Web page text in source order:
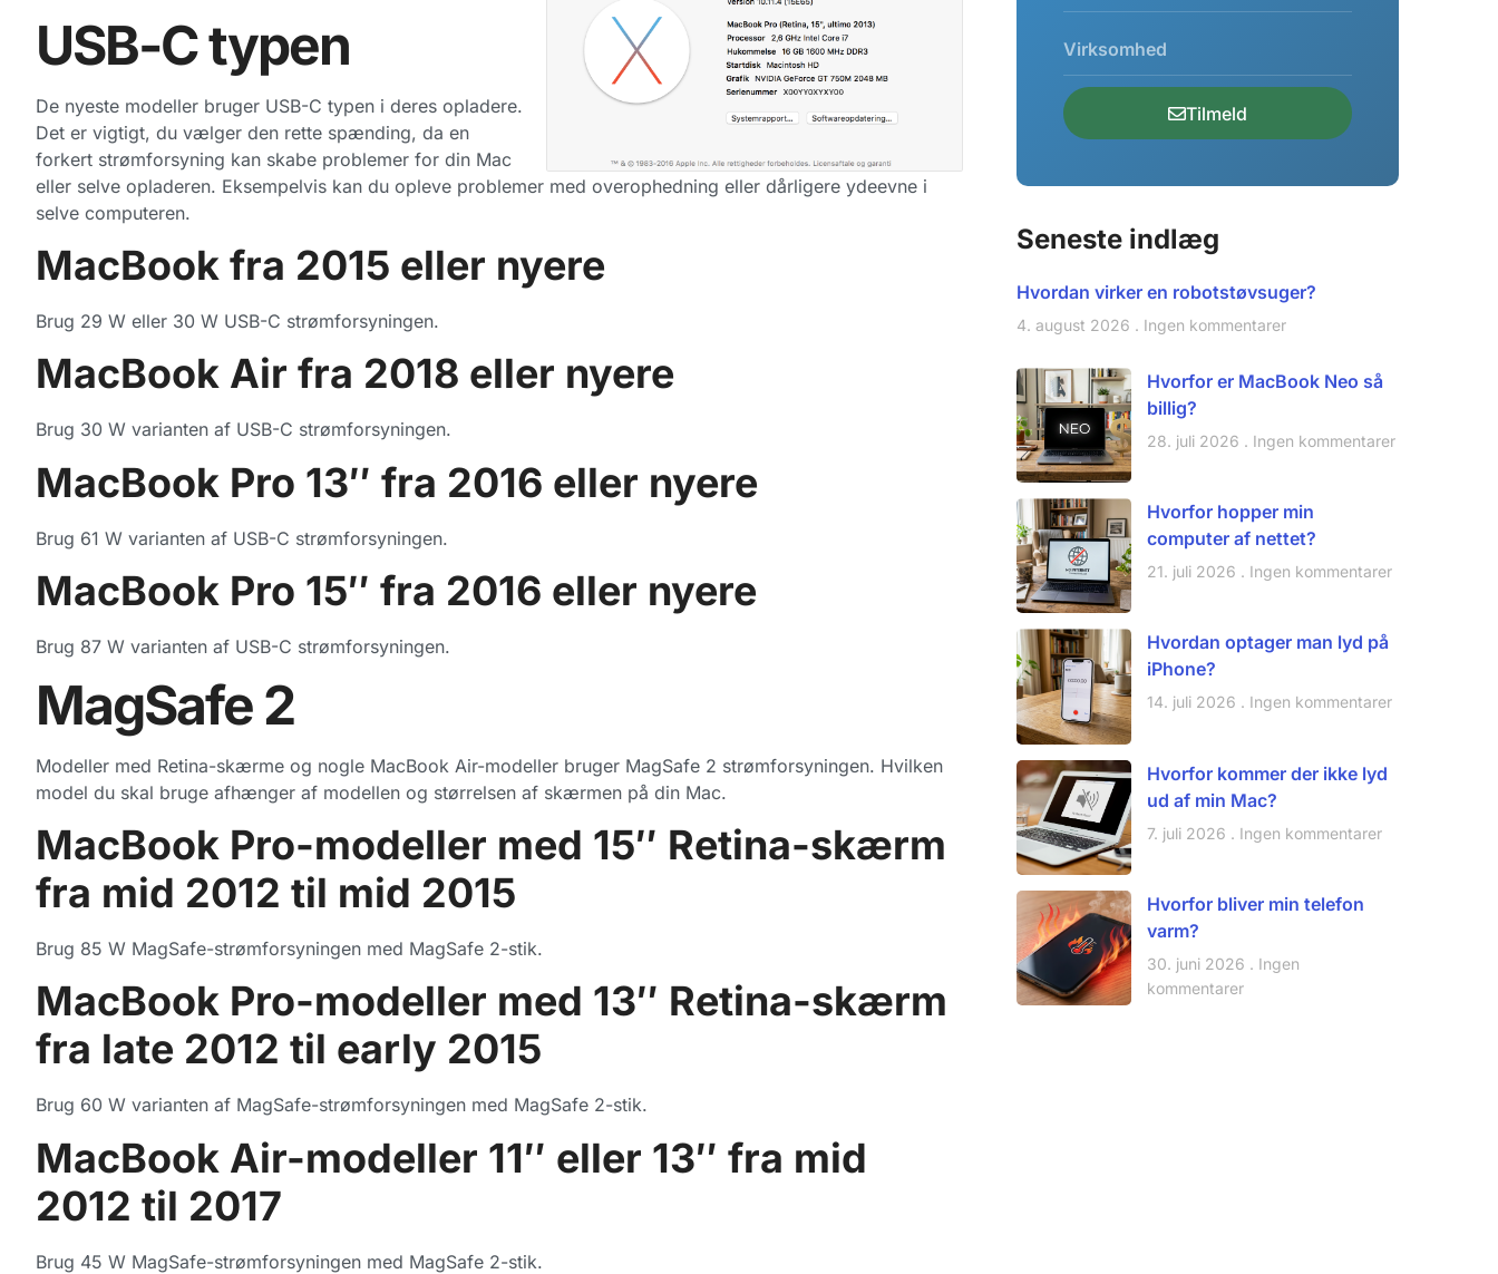
USB-C typen
De nyeste modeller bruger USB-C typen i deres opladere.
Det er vigtigt, du vælger den rette spænding, da en
forkert strømforsyning kan skabe problemer for din Mac
eller selve opladeren. Eksempelvis kan du opleve problemer med overophedning eller dårligere ydeevne i
selve computeren.
MacBook fra 2015 eller nyere
Brug 29 W eller 30 W USB-C strømforsyningen.
MacBook Air fra 2018 eller nyere
Brug 30 W varianten af USB-C strømforsyningen.
MacBook Pro 13″ fra 2016 eller nyere
Brug 61 W varianten af USB-C strømforsyningen.
MacBook Pro 15″ fra 2016 eller nyere
Brug 87 W varianten af USB-C strømforsyningen.
MagSafe 2
Modeller med Retina-skærme og nogle MacBook Air-modeller bruger MagSafe 2 strømforsyningen. Hvilken
model du skal bruge afhænger af modellen og størrelsen af skærmen på din Mac.
MacBook Pro-modeller med 15″ Retina-skærm
fra mid 2012 til mid 2015
Brug 85 W MagSafe-strømforsyningen med MagSafe 2-stik.
MacBook Pro-modeller med 13″ Retina-skærm
fra late 2012 til early 2015
Brug 60 W varianten af MagSafe-strømforsyningen med MagSafe 2-stik.
MacBook Air-modeller 11″ eller 13″ fra mid
2012 til 2017
Brug 45 W MagSafe-strømforsyningen med MagSafe 2-stik.
Tilmeld
Seneste indlæg
Hvordan virker en robotstøvsuger?
4. august 2026 Ingen kommentarer
Hvorfor er MacBook Neo så
billig?
28. juli 2026 Ingen kommentarer
Hvorfor hopper min
computer af nettet?
21. juli 2026 Ingen kommentarer
Hvordan optager man lyd på
iPhone?
14. juli 2026 Ingen kommentarer
Hvorfor kommer der ikke lyd
ud af min Mac?
7. juli 2026 Ingen kommentarer
Hvorfor bliver min telefon
varm?
30. juni 2026
Ingen
kommentarer